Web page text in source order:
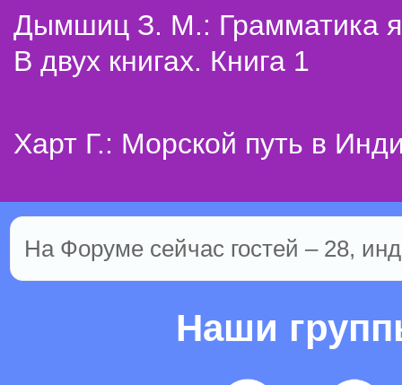
Дымшиц З. М.: Грамматика
В двух книгах. Книга 1
Харт Г.: Морской путь в
На Форуме сейчас гостей – 28,
Наши